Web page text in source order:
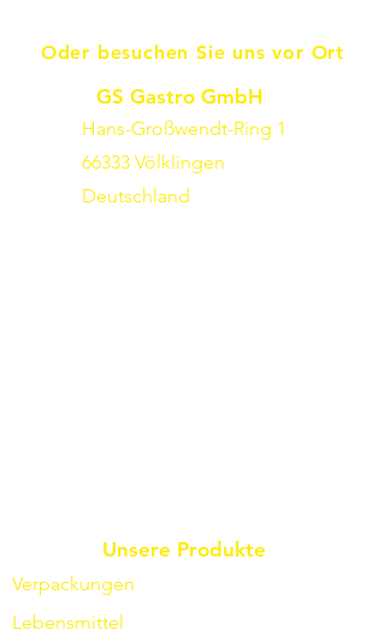
Oder besuchen Sie uns vor Ort
GS Gastro GmbH
Hans-Großwendt-Ring 1
66333 Völklingen
Deutschland
Unsere Produkte
Verpackungen
Lebensmittel